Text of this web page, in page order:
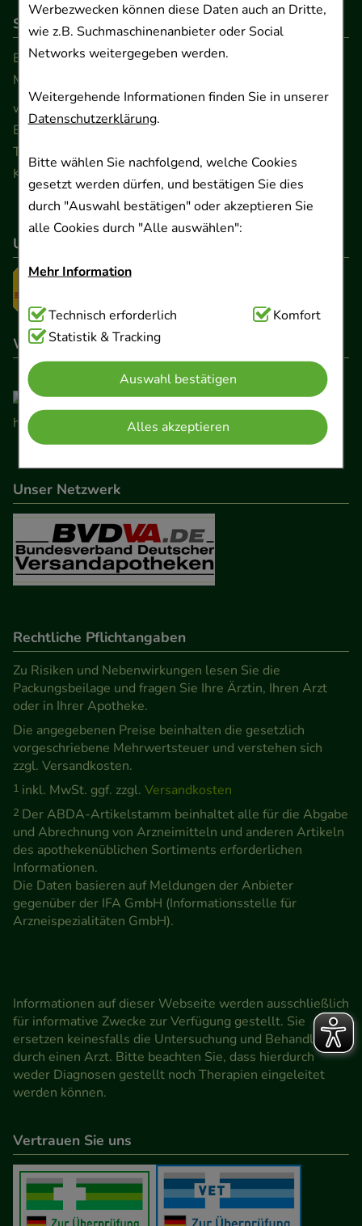
Werbezwecken können diese Daten auch an Dritte,
wie z.B. Suchmaschinenanbieter oder Social
Networks weitergegeben werden.
Weitergehende Informationen finden Sie in unserer
Datenschutzerklärung.
Bitte wählen Sie nachfolgend, welche Cookies
gesetzt werden dürfen, und bestätigen Sie dies
durch "Auswahl bestätigen" oder akzeptieren Sie
alle Cookies durch "Alle auswählen":
Mehr Information
Technisch Notwendig:Hierbei handelt es sich um
Cookies, die für die Grundfunktionen unserer
Website notwendig sind (z.B. Navigation,
Warenkorb, Kundenkonto), weshalb auf diese nicht
verzichtet werden kann.
Komfort:Diese Cookies werden genutzt um das
Einkaufserlebnis noch ansprechender zu gestalten,
beispielsweise für die Wiedererkennung des
Besuchers oder unsere Seite an bevorzugte
Verhaltensweisen (z.B. Spracheinstellung)
anzupassen. Komfort-Cookies ermöglichen es uns
auch auf Ihre Bedürfnisse zugeschrittene Inhalte
Statistik & Tracking:Hierüber lassen sich
Informationen über die Art und Weise der Nutzung
unserer Website sammeln, mit deren Hilfe wir
unsere Website weiter für Sie optimieren können,
den Inhalt auf unserer Website aber auch die
Werbung auf Drittseiten möglichst relevant für Sie
zu gestalten. Bitte beachten Sie, dass Daten hierfür
teilweise an Dritte wie z.B. Google oder soziale
Medien übertragen werden.
Technisch erforderlich
Komfort
Statistik & Tracking
Auswahl bestätigen
Alles akzeptieren
So erreichen Sie uns
Beratung und Kundenservice:
Montag - Freitag von 9.00 bis 17.00 Uhr
www.ApoSalis.de
Ernst-August-Platz 2 · 30159 Hannover
Telefon 0511 89 71 80 0 · Fax 0511 89 71 80 11
Kontaktformular
Unser Versanddienstleister
Wir sind hier gelistet
Unser Netzwerk
Rechtliche Pflichtangaben
Zu Risiken und Nebenwirkungen lesen Sie die
Packungsbeilage und fragen Sie Ihre Ärztin, Ihren Arzt
oder in Ihrer Apotheke.
Die angegebenen Preise beinhalten die gesetzlich
vorgeschriebene Mehrwertsteuer und verstehen sich
zzgl. Versandkosten.
1 inkl. MwSt. ggf. zzgl. Versandkosten
2 Der ABDA-Artikelstamm beinhaltet alle für die Abgabe
und Abrechnung von Arzneimitteln und anderen Artikeln
des apothekenüblichen Sortiments erforderlichen
Informationen.
Die Daten basieren auf Meldungen der Anbieter
gegenüber der IFA GmbH (Informationsstelle für
Arzneispezialitäten GmbH).
Informationen auf dieser Webseite werden ausschließlich
für informative Zwecke zur Verfügung gestellt. Sie
ersetzen keinesfalls die Untersuchung und Behandlung
durch einen Arzt. Bitte beachten Sie, dass hierdurch
weder Diagnosen gestellt noch Therapien eingeleitet
werden können.
Vertrauen Sie uns